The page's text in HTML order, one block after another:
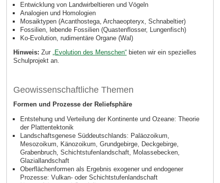
Entwicklung von Landwirbeltieren und Vögeln
Analogien und Homologien
Mosaiktypen (Acanthostega, Archaeopteryx, Schnabeltier)
Fossilien, lebende Fossilien (Quastenflosser, Lungenfisch)
Ko-Evolution, rudimentäre Organe (Wal)
Hinweis: Zur „Evolution des Menschen“bieten wir ein spezielles
Schulprojekt an.
Geowissenschaftliche Themen
Formen und Prozesse der Reliefsphäre
Entstehung und Verteilung der Kontinente und Ozeane: Theorie
der Plattentektonik
Landschaftsgenese Süddeutschlands: Paläozoikum,
Mesozoikum, Känozoikum, Grundgebirge, Deckgebirge,
Grabenbruch, Schichtstufenlandschaft, Molassebecken,
Glaziallandschaft
Oberflächenformen als Ergebnis exogener und endogener
Prozesse: Vulkan- oder Schichtstufenlandschaft